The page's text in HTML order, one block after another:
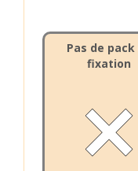
Pas de pack
fixation